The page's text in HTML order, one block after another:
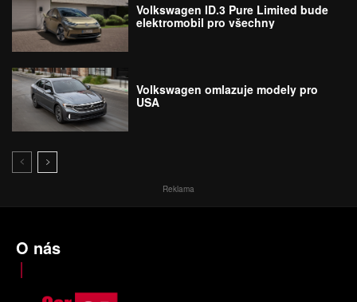
Volkswagen ID.3 Pure Limited bude
elektromobil pro všechny
Volkswagen omlazuje modely pro
USA
Reklama
O nás